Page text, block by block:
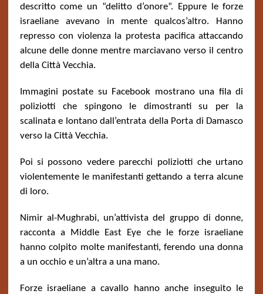
descritto come un “delitto d’onore”. Eppure le forze
israeliane avevano in mente qualcos’altro. Hanno
represso con violenza la protesta pacifica attaccando
alcune delle donne mentre marciavano verso il centro
della Città Vecchia.
Immagini postate su Facebook mostrano una fila di
poliziotti che spingono le dimostranti su per la
scalinata e lontano dall’entrata della Porta di Damasco
verso la Città Vecchia.
Poi si possono vedere parecchi poliziotti che urtano
violentemente le manifestanti gettando a terra alcune
di loro.
Nimir al-Mughrabi, un’attivista del gruppo di donne,
racconta a Middle East Eye che le forze israeliane
hanno colpito molte manifestanti, ferendo una donna
a un occhio e un’altra a una mano.
Forze israeliane a cavallo hanno anche inseguito le